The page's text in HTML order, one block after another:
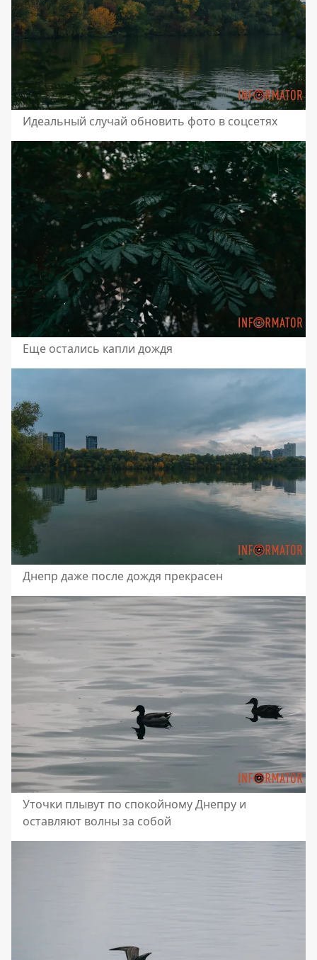
Идеальный случай обновить фото в соцсетях
Еще остались капли дождя
Днепр даже после дождя прекрасен
Уточки плывут по спокойному Днепру и
оставляют волны за собой